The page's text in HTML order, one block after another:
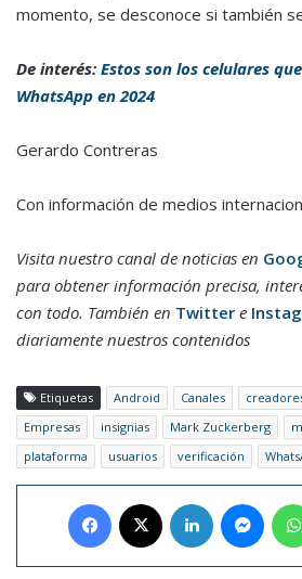
momento, se desconoce si también
De interés: Estos son los celulares
WhatsApp en 2024
Gerardo Contreras
Con información de medios
Visita nuestro canal de noticias en
para obtener información precisa,
con todo. También en Twitter e
diariamente nuestros contenidos
Etiquetas Android Canales
Empresas
insignias Mark Zuckerberg
plataforma
usuarios verificación
Facebook LinkedIn